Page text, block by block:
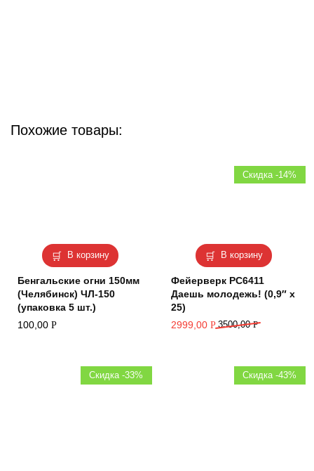
Похожие товары:
В корзину
Бенгальские огни 150мм
(Челябинск) ЧЛ-150
(упаковка 5 шт.)
100,00 Р
В корзину
Скидка -14%
Фейерверк РС6411
Даешь молодежь! (0,9″ х
25)
3500,00Р
2999,00 Р
Скидка -33% Скидка -43%